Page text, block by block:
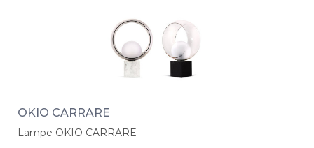
OKIO CARRARE
Lampe OKIO CARRARE